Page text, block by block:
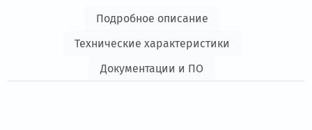
Подробное описание
Технические характеристики
Документации и ПО